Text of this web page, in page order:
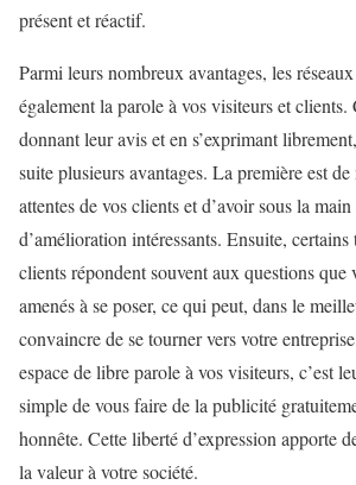
présent et réactif.
Parmi leurs nombreux avantages, les
également la parole à vos visiteurs et clients.
donnant leur avis et en s’exprimant
suite plusieurs avantages. La première est
attentes de vos clients et d’avoir sous la main
d’amélioration intéressants. Ensuite,
clients répondent souvent aux questions que
amenés à se poser, ce qui peut, dans le
convaincre de se tourner vers votre
espace de libre parole à vos visiteurs, c’est
simple de vous faire de la publicité
honnête. Cette liberté d’expression apporte
la valeur à votre société.